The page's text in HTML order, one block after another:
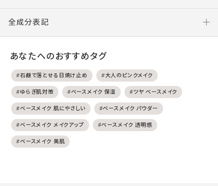
全成分表記
あなたへのおすすめタグ
#石鹸で落とせる日焼け止め #大人のピンクメイク
#ゆらぎ肌対策 #ベースメイク 保湿 #ツヤ ベースメイク
#ベースメイク 肌にやさしい #ベースメイク パウダー
#ベースメイク メイクアップ #ベースメイク 透明感
#ベースメイク 美肌